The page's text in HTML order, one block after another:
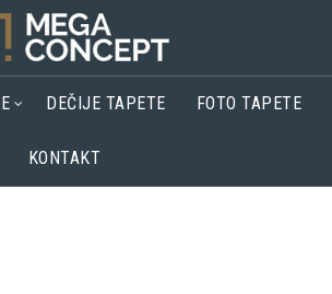
DEČIJE TAPETE FOTO TAPETE
KONTAKT